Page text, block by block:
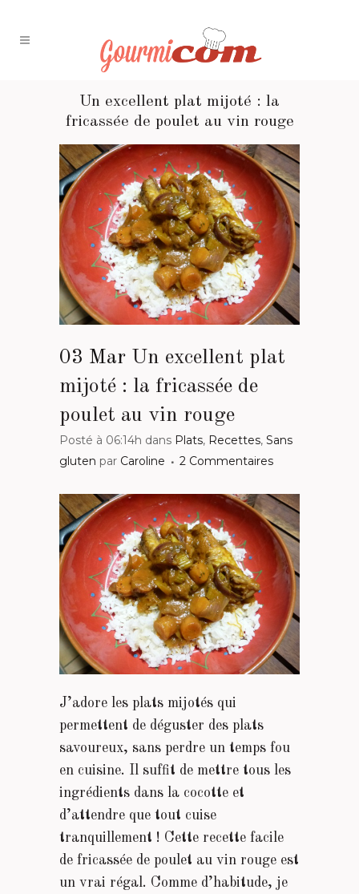
Un excellent plat mijoté : la
fricassée de poulet au vin rouge
03 Mar Un excellent plat
mijoté : la fricassée de
poulet au vin rouge
Posté à 06:14h dans Plats, Recettes, Sans
gluten par Caroline 2 Commentaires
J’adore les plats mijotés qui
permettent de déguster des plats
savoureux, sans perdre un temps fou
en cuisine. Il suffit de mettre tous les
ingrédients dans la cocotte et
d’attendre que tout cuise
tranquillement ! Cette recette facile
de fricassée de poulet au vin rouge est
un vrai régal. Comme d’habitude, je